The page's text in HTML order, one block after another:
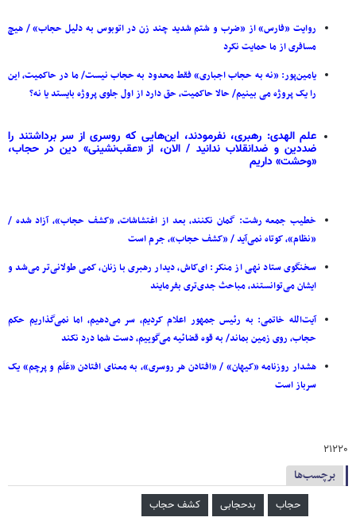
روایت «فارس» از «ضرب و شتم شدید چند زن در اتوبوس به دلیل حجاب» / هیچ
مسافری از ما حمایت نکرد
یامین‌پور: «نه به حجاب اجباری» فقط محدود به حجاب نیست/ ما در حاکمیت، این
را یک پروژه می بینیم/ حالا حاکمیت، حق دارد از اول جلوی پروژه بایستد یا نه؟
علم الهدی: رهبری، نفرمودند، این‌هایی که روسری از سر برداشتند را
ضددین و ضدانقلاب ندانید / الان، از «عقب‌نشینی» دین در حجاب،
«وحشت» داریم
خطیب جمعه رشت: گمان نکنند، بعد از اغتشاشات، «کشف حجاب»، آزاد شده /
«نظام»، کوتاه نمی‌آید / «کشف حجاب»، جرم است
سخنگوی ستاد نهی از منکر: ای‌کاش، دیدار رهبری با زنان، کمی طولانی‌تر می‌شد و
ایشان می‌توانستند، مباحث جدی‌تری بفرمایند
آیت‌الله خاتمی: به رئیس جمهور اعلام کردیم، سر می‌دهیم، اما نمی‌گذاریم حکم
حجاب، روی زمین بماند/ به قوه قضائیه می‌گوییم، دست شما درد نکند
هشدار روزنامه «کیهان» / «افتادن هر روسری»، به معنای افتادن «عَلَم و پرچم» یک
سرباز است
۲۱۲۲۰
برچسب‌ها
حجاب بدحجابی کشف حجاب